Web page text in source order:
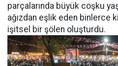
parçalarında büyük coşku
ağızdan eşlik eden binlerce
işitsel bir şölen oluşturdu.